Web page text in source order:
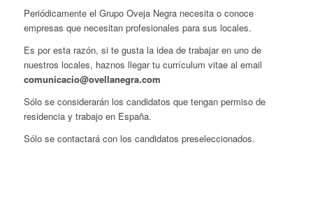
Periódicamente el Grupo Oveja Negra necesita o conoce
empresas que necesitan profesionales para sus locales.
Es por esta razón, si te gusta la idea de trabajar en uno de
nuestros locales, haznos llegar tu currículum vitae al email
comunicacio@ovellanegra.com
Sólo se considerarán los candidatos que tengan permiso de
residencia y trabajo en España.
Sólo se contactará con los candidatos preseleccionados.